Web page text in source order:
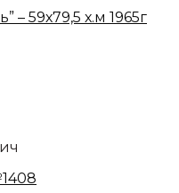
– 59х79,5 х.м 1965г